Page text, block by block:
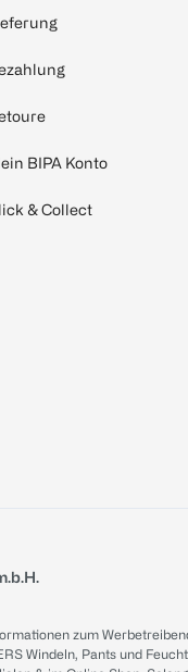
BIPA Konto
& Collect
zum
Windeln, Pants und